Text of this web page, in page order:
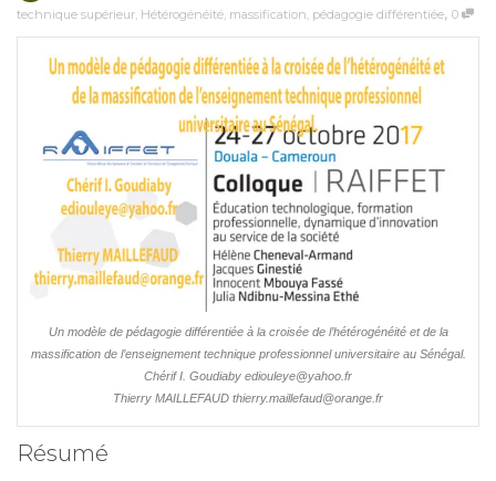
technique supérieur, Hétérogénéité, massification, pédagogie différentiée, 0
Un modèle de pédagogie différentiée à la croisée de l’hétérogénéité et de la
massification de l’enseignement technique professionnel universitaire au Sénégal.
Chérif I. Goudiaby ediouleye@yahoo.fr
Thierry MAILLEFAUD thierry.maillefaud@orange.fr
Résumé